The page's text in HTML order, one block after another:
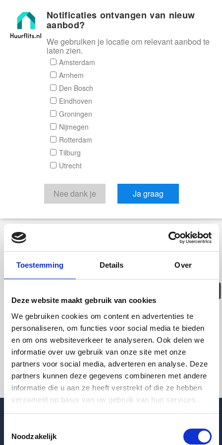
Toestemming Details Over
Deze website maakt gebruik van cookies
We gebruiken cookies om content en advertenties te
personaliseren, om functies voor social media te bieden
en om ons websiteverkeer te analyseren. Ook delen we
informatie over uw gebruik van onze site met onze
partners voor social media, adverteren en analyse. Deze
partners kunnen deze gegevens combineren met andere
informatie die u aan ze heeft verstrekt of die ze hebben
verzameld op basis van uw gebruik van hun services.
Noodzakelijk
Huurflits
Deze woning is
helaas
verhuurd/verwijderd
Pagina niet gevonden
Terug naar woningoverzicht
Blogpost
Notificaties ontvangen van nieuw
aanbod?
We gebruiken je locatie om relevant aanbod te
laten zien.
Amsterdam
Arnhem
Den Bosch
Eindhoven
Groningen
Nijmegen
Rotterdam
Tilburg
Utrecht
Nee dank je Ja graag